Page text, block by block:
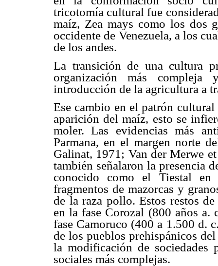
tricotomía cultural fue
maíz, Zea mays como los dos
occidente de Venezuela, a los
de los andes.
La transición de una cultura
organización más
introducción de la agricultura a
Ese cambio en el patrón
aparición del maíz, esto se
moler. Las evidencias más
Parmana, en el margen norte
Galinat, 1971; Van der Merwe
también señalaron la presencia
conocido como el Tiestal en
fragmentos de mazorcas y
de la raza pollo. Estos restos
en la fase Corozal (800 años a.
fase Camoruco (400 a 1.500 d.
de los pueblos prehispánicos
la modificación de sociedades
sociales más complejas.